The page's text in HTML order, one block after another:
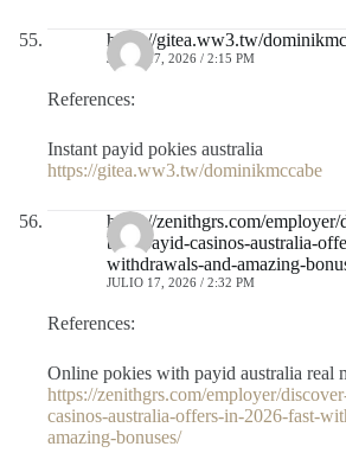
https://gitea.ww3.tw/
JULIO 17, 2026 / 2:15 PM
References:
Instant payid pokies australia
https://gitea.ww3.tw/dominikmccabe
https://zenithgrs.com/employer/
best-payid-casinos-australia-
withdrawals-and-amazing-
JULIO 17, 2026 / 2:32 PM
References:
Online pokies with payid australia real
https://zenithgrs.com/employer/
casinos-australia-offers-in-2026-fast-
amazing-bonuses/